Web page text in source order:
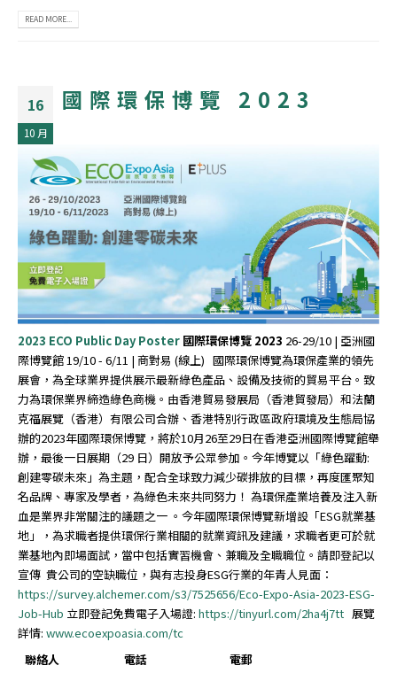
READ MORE...
16
10 月
國際環保博覽 2023
2023 ECO Public Day Poster 國際環保博覽 2023 26-29/10 | 亞洲國
際博覽館 19/10 - 6/11 | 商對易 (線上) 國際環保博覽為環保產業的領先
展會，為全球業界提供展示最新綠色產品、設備及技術的貿易平台。致
力為環保業界締造綠色商機。由香港貿易發展局（香港貿發局）和法蘭
克福展覽（香港）有限公司合辦、香港特別行政區政府環境及生態局協
辦的2023年國際環保博覽，將於10月26至29日在香港亞洲國際博覽館舉
辦，最後一日展期（29 日）開放予公眾參加。今年博覽以「綠色躍動:
創建零碳未來」為主題，配合全球致力減少碳排放的目標，再度匯聚知
名品牌、專家及學者，為綠色未來共同努力！ 為環保產業培養及注入新
血是業界非常關注的議題之一 。今年國際環保博覽新增設「ESG就業基
地」，為求職者提供環保行業相關的就業資訊及建議，求職者更可於就
業基地內即場面試，當中包括實習機會、兼職及全職職位。請即登記以
宣傳 貴公司的空缺職位，與有志投身ESG行業的年青人見面：
https://survey.alchemer.com/s3/7525656/Eco-Expo-Asia-2023-ESG-
Job-Hub 立即登記免費電子入場證: https://tinyurl.com/2ha4j7tt 展覽
詳情: www.ecoexpoasia.com/tc
聯絡人
電話
電郵